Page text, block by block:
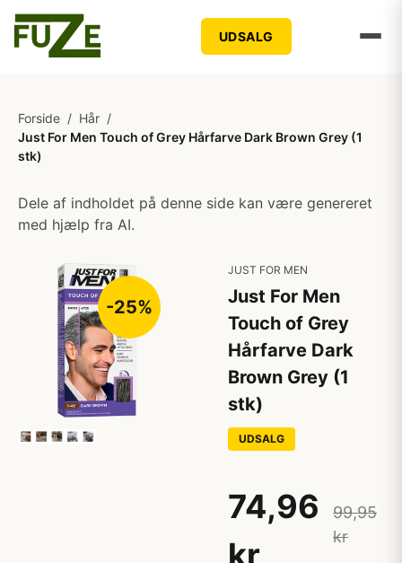
UDSALG
Forside / Hår /
Just For Men Touch of Grey Hårfarve Dark Brown Grey (1
stk)
Dele af indholdet på denne side kan være genereret
med hjælp fra AI.
-25%
JUST FOR MEN
Just For Men
Touch of Grey
Hårfarve Dark
Brown Grey (1
stk)
UDSALG
74,96
kr
99,95
kr